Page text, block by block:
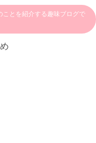
ことを紹介する趣味ブログで